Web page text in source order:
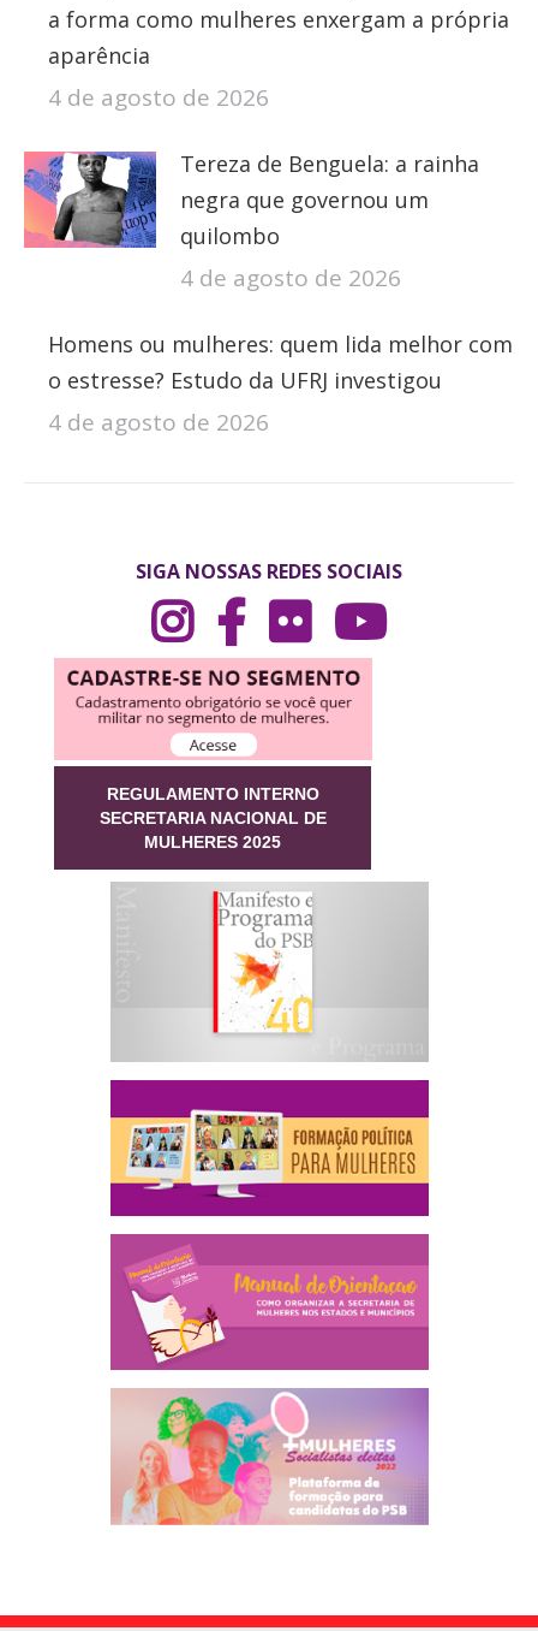
a forma como mulheres enxergam a própria
aparência
4 de agosto de 2026
Tereza de Benguela: a rainha
negra que governou um
quilombo
4 de agosto de 2026
Homens ou mulheres: quem lida melhor com
o estresse? Estudo da UFRJ investigou
4 de agosto de 2026
SIGA NOSSAS REDES SOCIAIS
REGULAMENTO INTERNO
SECRETARIA NACIONAL DE
MULHERES 2025